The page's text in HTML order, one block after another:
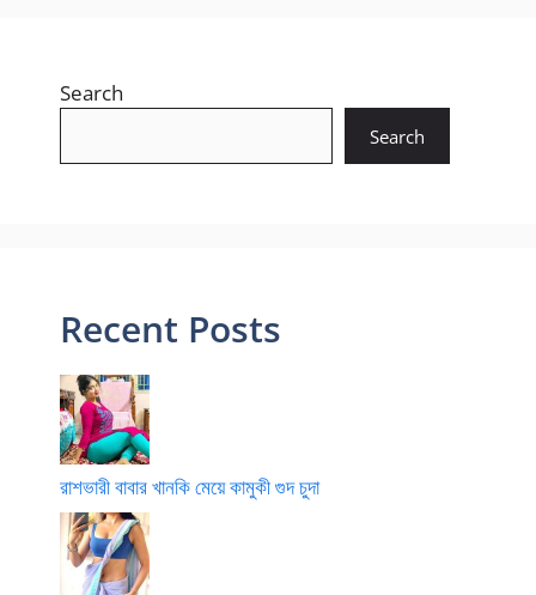
Search
Search
Recent Posts
রাশভারী বাবার খানকি মেয়ে কামুকী গুদ চুদা